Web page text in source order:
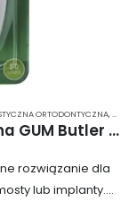
ORTODONTYCZNA,NICI
Ortodontyczna nić dentystyczna GUM Butler OrthoFloss 3220 (50 szt.)
rozwiązanie dla
lub implanty.